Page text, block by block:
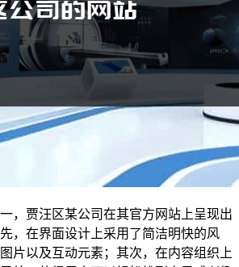
，贾汪区某公司在其官方网站上呈现出
，在界面设计上采用了简洁明快的风
片以及互动元素；其次，在内容组织上